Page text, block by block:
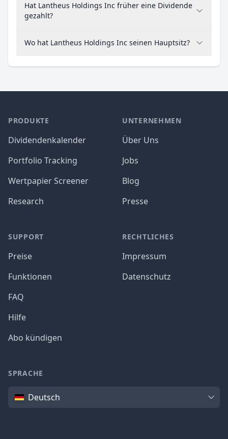
Hat Lantheus Holdings Inc früher eine Dividende
gezahlt?
Wo hat Lantheus Holdings Inc seinen Hauptsitz?
PRODUKTE
Dividendenkalender
Portfolio Tracking
Wertpapier Screener
Research
SUPPORT
Preise
Funktionen
FAQ
Hilfe
Abo kündigen
UNTERNEHMEN
Über Uns
Jobs
Blog
Presse
RECHTLICHES
Impressum
Datenschutz
SPRACHE
SpracheDeutsch